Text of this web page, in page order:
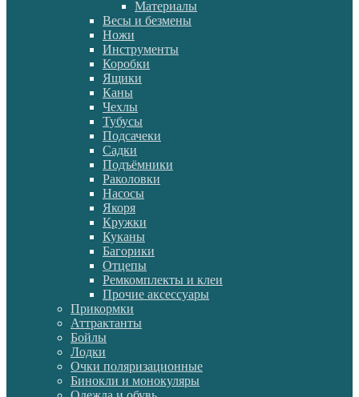
Материалы
Весы и безмены
Ножи
Инструменты
Коробки
Ящики
Каны
Чехлы
Тубусы
Подсачеки
Садки
Подъёмники
Раколовки
Насосы
Якоря
Кружки
Куканы
Багорики
Отцепы
Ремкомплекты и клеи
Прочие аксессуары
Прикормки
Аттрактанты
Бойлы
Лодки
Очки поляризационные
Бинокли и монокуляры